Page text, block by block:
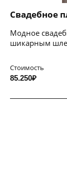
Свадебное
Модное
шикарным
Стоимость
85.250₽